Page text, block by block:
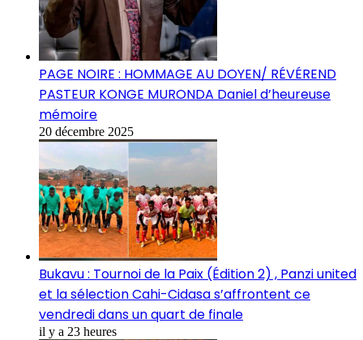
PAGE NOIRE : HOMMAGE AU DOYEN/ RÉVÉREND
PASTEUR KONGE MURONDA Daniel d’heureuse
mémoire
20 décembre 2025
Bukavu : Tournoi de la Paix (Édition 2) , Panzi united
et la sélection Cahi-Cidasa s’affrontent ce
vendredi dans un quart de finale
il y a 23 heures